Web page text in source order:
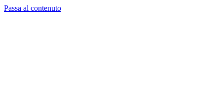
Passa al contenuto